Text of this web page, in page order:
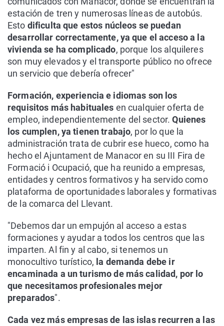
estación de tren y numerosas líneas de autobús.
Esto dificulta que estos núcleos se puedan
desarrollar correctamente, ya que el acceso a la
vivienda se ha complicado, porque los alquileres
son muy elevados y el transporte público no ofrece
un servicio que debería ofrecer"
Formación, experiencia e idiomas son los
requisitos más habituales en cualquier oferta de
empleo, independientemente del sector. Quienes
los cumplen, ya tienen trabajo, por lo que la
administración trata de cubrir ese hueco, como ha
hecho el Ajuntament de Manacor en su III Fira de
Formació i Ocupació, que ha reunido a empresas,
entidades y centros formativos y ha servido como
plataforma de oportunidades laborales y formativas
de la comarca del Llevant.
"Debemos dar un empujón al acceso a estas
formaciones y ayudar a todos los centros que las
imparten. Al fin y al cabo, si tenemos un
monocultivo turístico, la demanda debe ir
encaminada a un turismo de más calidad, por lo
que necesitamos profesionales mejor
preparados".
Cada vez más empresas de las islas recurren a las